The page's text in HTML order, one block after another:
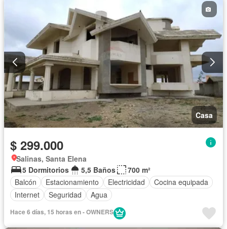
Casa
$ 299.000
Salinas, Santa Elena
5 Dormitorios
5,5 Baños
700 m²
Balcón
Estacionamiento Electricidad
Cocina equipada
Internet
Seguridad Agua
Hace 6 días, 15 horas en - OWNERS